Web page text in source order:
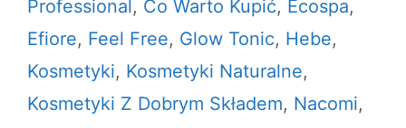
Professional, Co Warto Kupić, Ecospa,
Efiore, Feel Free, Glow Tonic, Hebe,
Kosmetyki, Kosmetyki Naturalne,
Kosmetyki Z Dobrym Składem, Nacomi,